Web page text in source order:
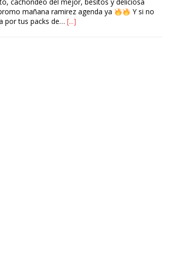
mañana ramirez agenda ya
Y si no
por tus packs de… [...]